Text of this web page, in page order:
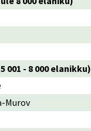
001 - 8 000 elanikku)
Murov